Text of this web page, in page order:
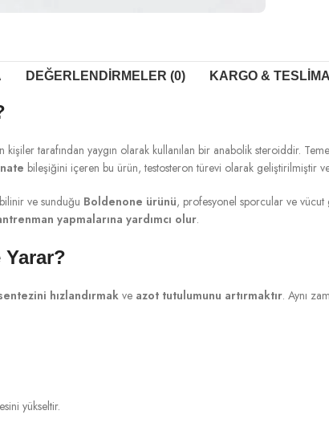
DEĞERLENDIRMELER (0) KARGO &
tarafından yaygın olarak kullanılan bir anabolik steroiddir.
bileşiğini içeren bu ürün, testosteron türevi olarak geliştirilmiştir
ve sunduğu Boldenone ürünü, profesyonel sporcular ve
yapmalarına yardımcı olur.
hızlandırmak ve azot tutulumunu artırmaktır. Aynı
yükseltir.